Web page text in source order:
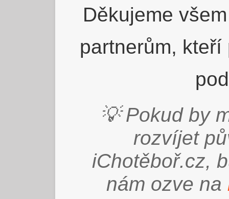
Děkujeme
partnerům,
💡 Pokud by
rozvíjet
iChotěboř.cz,
nám ozve na